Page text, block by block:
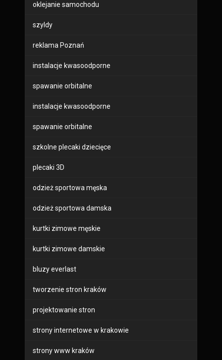
oklejanie samochodu
szyldy
reklama Poznań
instalacje kwasoodporne
spawanie orbitalne
instalacje kwasoodporne
spawanie orbitalne
szkolne plecaki dziecięce
plecaki 3D
odzież sportowa męska
odzież sportowa damska
kurtki zimowe męskie
kurtki zimowe damskie
bluzy everlast
tworzenie stron kraków
projektowanie stron
strony internetowe w krakowie
strony www kraków